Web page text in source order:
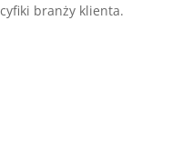
branży klienta.